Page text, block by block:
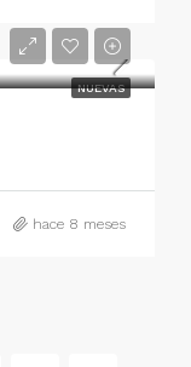
NUEVAS
hace 8 meses